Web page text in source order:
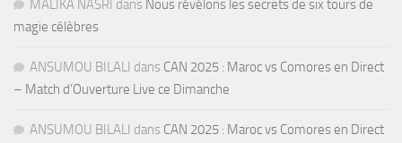
MALIKA NASRI dans Nous révélons les secrets de six tours de
magie célèbres
ANSUMOU BILALI dans CAN 2025 : Maroc vs Comores en Direct
– Match d’Ouverture Live ce Dimanche
ANSUMOU BILALI dans CAN 2025 : Maroc vs Comores en Direct